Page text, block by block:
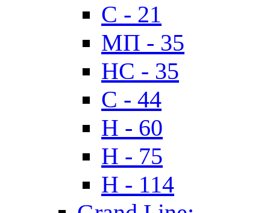
C - 21
МП - 35
HC - 35
C - 44
H - 60
H - 75
H - 114